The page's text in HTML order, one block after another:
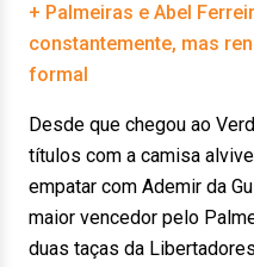
+ Palmeiras e Abel
constantemente, mas
formal
Desde que chegou ao
títulos com a camisa
empatar com Ademir da
maior vencedor pelo
duas taças da